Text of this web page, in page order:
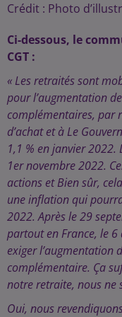
Crédit : Photo
Ci-dessous, le
CGT :
« Les retraités sont
pour l’augmentation
complémentaires, par
d’achat et à Le
1,1 % en janvier 2022.
1er novembre 2022.
actions et Bien sûr,
une inflation qui
2022. Après le 29
partout en France, le
exiger l’augmentation
complémentaire. Ça
notre retraite, nous ne
Oui, nous